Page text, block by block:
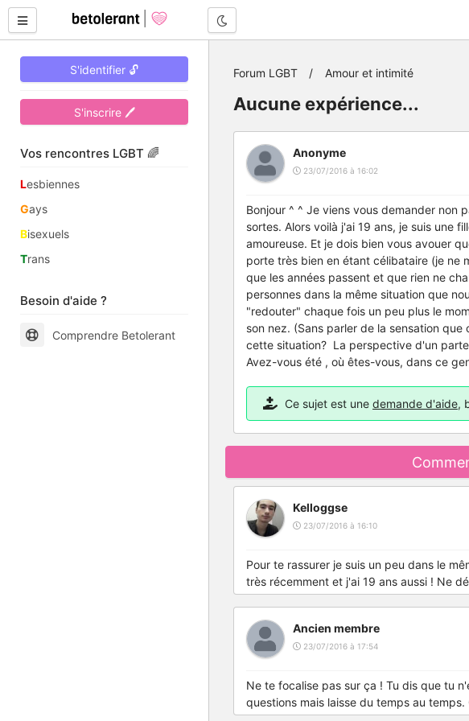
S'identifier 🔓
S'inscrire 🖊
Vos rencontres LGBT 🌈
Lesbiennes
Gays
Bisexuels
Trans
Besoin d'aide ?
Comprendre Betolerant
Forum LGBT Amour et intimité
Aucune expérience...
Anonyme
23/07/2016 à 16:02
Bonjour ^ ^ Je viens vous demander non
sortes. Alors voilà j'ai 19 ans, je suis une
amoureuse. Et je dois bien vous avouer
porte très bien en étant célibataire (je ne
que les années passent et que rien ne
personnes dans la même situation que
"redouter" chaque fois un peu plus le
son nez. (Sans parler de la sensation
cette situation? La perspective d'un
Avez-vous été , où êtes-vous, dans ce
Ce sujet est une demande d'aide,
Kelloggse
23/07/2016 à 16:10
Pour te rassurer je suis un peu dans le
très récemment et j'ai 19 ans aussi ! Ne
Ancien membre
23/07/2016 à 17:54
Ne te focalise pas sur ça ! Tu dis que tu
questions mais laisse du temps au